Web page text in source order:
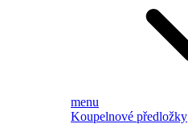
menu
Koupelnové předložky